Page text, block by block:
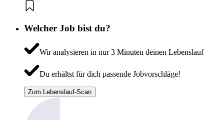
Welcher Job bist du?
Wir analysieren in nur 3 Minuten deinen Lebenslauf
Du erhältst für dich passende Jobvorschläge!
Zum Lebenslauf-Scan